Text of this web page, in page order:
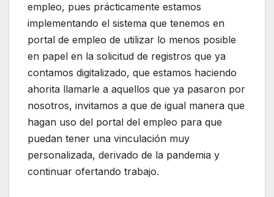
empleo, pues prácticamente estamos
implementando el sistema que tenemos en
portal de empleo de utilizar lo menos posible
en papel en la solicitud de registros que ya
contamos digitalizado, que estamos haciendo
ahorita llamarle a aquellos que ya pasaron por
nosotros, invitamos a que de igual manera que
hagan uso del portal del empleo para que
puedan tener una vinculación muy
personalizada, derivado de la pandemia y
continuar ofertando trabajo.